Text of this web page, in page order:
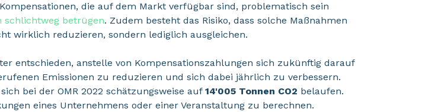
die auf dem Markt verfügbar sind, problematisch sein
schlichtweg betrügen. Zudem besteht das Risiko, dass solche Maßnahmen
wirklich reduzieren, sondern lediglich ausgleichen.
entschieden, anstelle von Kompensationszahlungen sich zukünftig darauf
Emissionen zu reduzieren und sich dabei jährlich zu verbessern.
bei der OMR 2022 schätzungsweise auf 14'005 Tonnen CO2 belaufen.
eines Unternehmens oder einer Veranstaltung zu berechnen.